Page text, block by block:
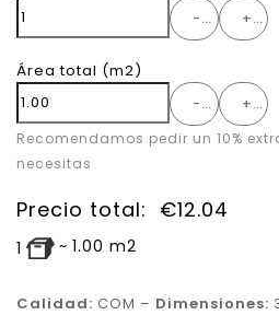
- +
Área total (m2)
-
+
Recomendamos pedir un 10%
necesitas
Precio total: €12.04
1 ~ 1.00 m2
Calidad: COM – Dimensiones: